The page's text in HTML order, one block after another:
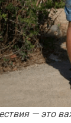
— это